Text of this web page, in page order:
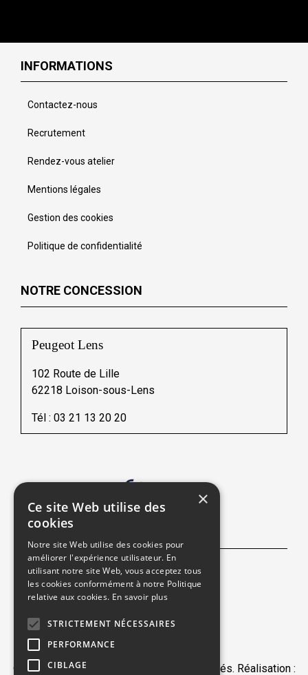
INFORMATIONS
Contactez-nous
Recrutement
Rendez-vous atelier
Mentions légales
Gestion des cookies
Politique de confidentialité
NOTRE CONCESSION
Peugeot Lens
102 Route de Lille
62218 Loison-sous-Lens
Tél : 03 21 13 20 20
Une société du
NOUS SUIVRE
Facebook
© 2026 - Peugeot Lens. Tous droits réservés. Réalisation :
×
Ce site Web utilise des
cookies
Notre site Web utilise des cookies pour
améliorer l'expérience utilisateur. En
utilisant notre site Web, vous acceptez tous
les cookies conformément à notre Politique
relative aux cookies. En savoir plus
STRICTEMENT NÉCESSAIRES
PERFORMANCE
CIBLAGE